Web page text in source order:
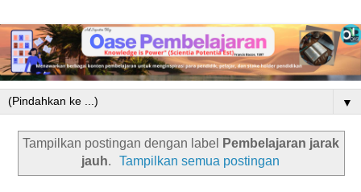
▼
Tampilkan postingan dengan label
Pembelajaran jarak
jauh. Tampilkan semua postingan